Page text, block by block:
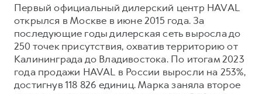
Первый официальный дилерский центр HAVAL
открылся в Москве в июне 2015 года. За
последующие годы дилерская сеть выросла до
250 точек присутствия, охватив территорию от
Калининграда до Владивостока. По итогам 2023
года продажи HAVAL в России выросли на 253%,
достигнув 118 826 единиц. Марка заняла второе